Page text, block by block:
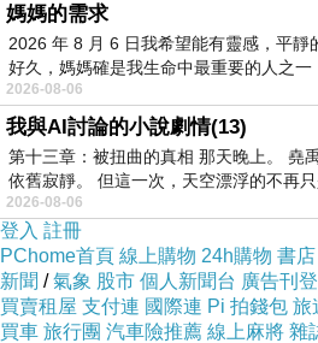
媽媽的需求
2026 年 8 月 6 日我希望能有靈感，平靜
好久，媽媽確是我生命中最重要的人之
2026-08-06
我與AI討論的小說劇情(13)
第十三章：被扭曲的真相 那天晚上。 堯
依舊寂靜。 但這一次，天空漂浮的不再
2026-08-06
登入 註冊
PChome首頁 線上購物 24h購物 書店
新聞 /氣象 股市 個人新聞台 廣告刊登
買賣租屋 支付連 國際連 Pi 拍錢包 旅
買車 旅行團 汽車險推薦 線上麻將 雜